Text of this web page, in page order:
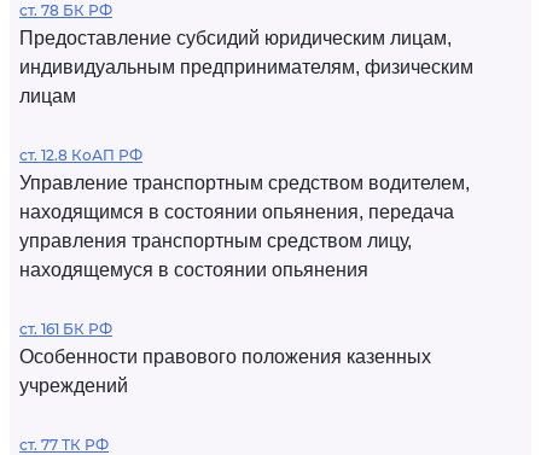
ст. 78 БК РФ
Предоставление субсидий юридическим лицам,
индивидуальным предпринимателям, физическим
лицам
ст. 12.8 КоАП РФ
Управление транспортным средством водителем,
находящимся в состоянии опьянения, передача
управления транспортным средством лицу,
находящемуся в состоянии опьянения
ст. 161 БК РФ
Особенности правового положения казенных
учреждений
ст. 77 ТК РФ